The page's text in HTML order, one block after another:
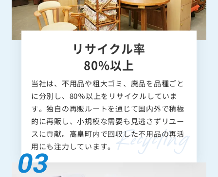
リサイクル率
80%以上
当社は、不用品や粗大ゴミ、廃品を品種ごと
に分別し、80％以上をリサイクルしていま
す。独自の再販ルートを通じて国内外で積極
的に再販し、小規模な需要も見逃さずリユー
スに貢献。高畠町内で回収した不用品の再活
用にも注力しています。